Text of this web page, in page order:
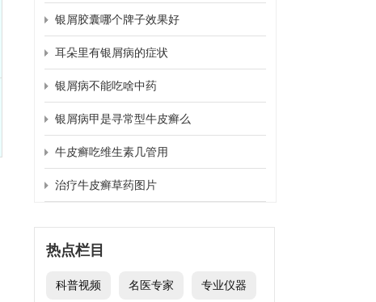
银屑胶囊哪个牌子效果好
耳朵里有银屑病的症状
银屑病不能吃啥中药
银屑病甲是寻常型牛皮癣么
牛皮癣吃维生素几管用
治疗牛皮癣草药图片
热点栏目
科普视频 名医专家 专业仪器